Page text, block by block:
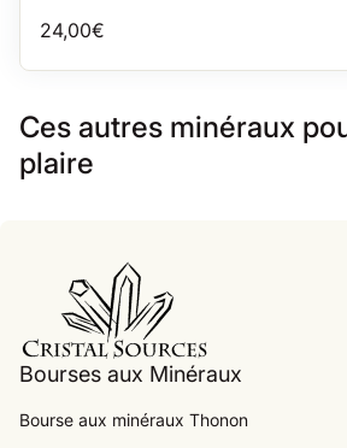
Prix normal
24,00€
Ces autres minéraux
plaire
Bourses aux Minéraux
Bourse aux minéraux Thonon